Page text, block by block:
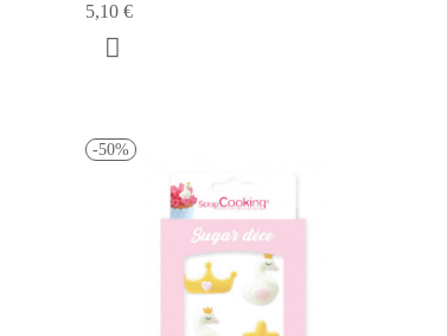
5,10 €
-50%